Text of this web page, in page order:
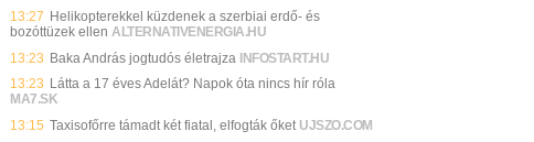
13:27 Helikopterekkel küzdenek a szerbiai erdő- és
bozóttüzek ellen ALTERNATIVENERGIA.HU
13:23 Baka András jogtudós életrajza INFOSTART.HU
13:23 Látta a 17 éves Adelát? Napok óta nincs hír róla
MA7.SK
13:15 Taxisofőrre támadt két fiatal, elfogták őket UJSZO.COM